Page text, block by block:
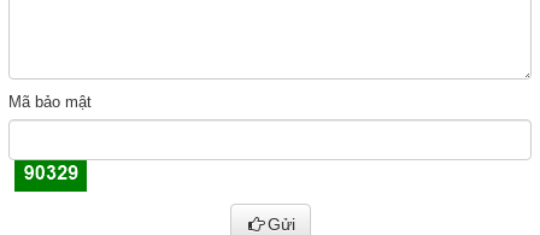
Mã bảo mật
Gửi